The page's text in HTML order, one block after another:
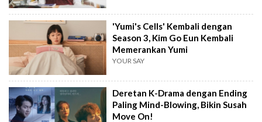
'Yumi's Cells' Kembali dengan
Season 3, Kim Go Eun Kembali
Memerankan Yumi
YOUR SAY
Deretan K-Drama dengan Ending
Paling Mind-Blowing, Bikin Susah
Move On!